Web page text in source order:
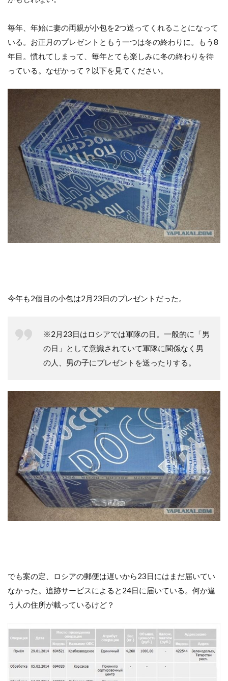
毎年、年始に妻の両親が小包を2つ送ってくれることになって
いる。お正月のプレゼントともう一つは冬の終わりに。もう8
年目。慣れてしまって、毎年とても楽しみに冬の終わりを待
っている。なぜかって？以下を見てください。
今年も2個目の小包は2月23日のプレゼントだった。
※2月23日はロシアでは軍隊の日。一般的に「男
の日」として意識されていて軍隊に関係なく男
の人、男の子にプレゼントを送ったりする。
でも案の定、ロシアの郵便は遅いから23日にはまだ届いてい
なかった。追跡サービスによると24日に届いている。何か違
う人の住所が載っているけど？